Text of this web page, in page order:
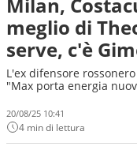
meglio di
serve, c'è
L'ex difensore
"Max porta energia
20/08/25 10:41
4 min di lettura